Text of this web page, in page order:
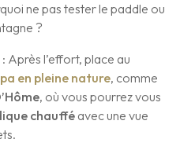
ne pas tester le paddle ou
?
: Après l’effort, place au
en pleine nature, comme
, où vous pourrez vous
chaufféavec une vue